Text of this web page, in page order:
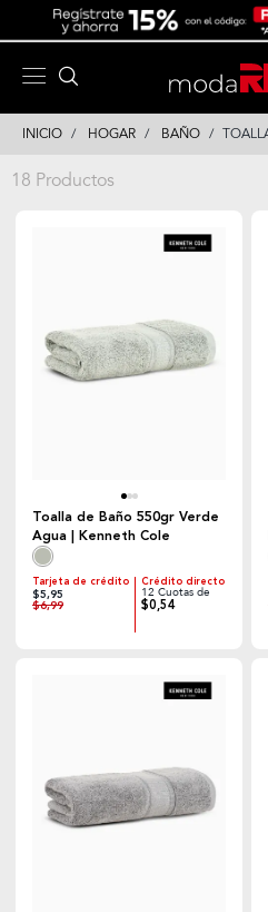
INICIO HOGAR BAÑO
18 Productos
Toalla de Baño 550gr Verde
Agua | Kenneth Cole
Tarjeta de crédito
$5,95
$6,99
Crédito directo
12 Cuotas de
$0,54